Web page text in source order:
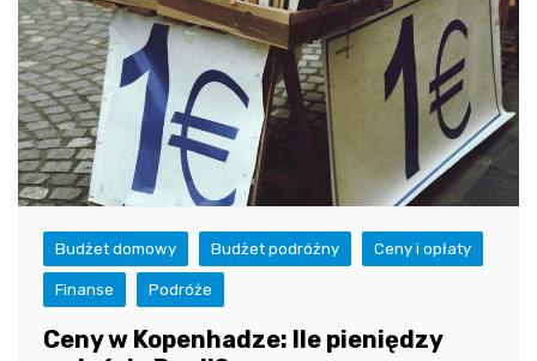
Budżet domowy Budżet podróżny Ceny i opłaty
Finanse Podróże
Ceny w Kopenhadze: Ile pieniędzy